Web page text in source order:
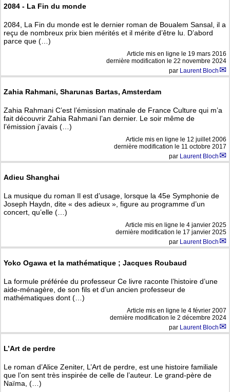
2084 - La Fin du monde
2084, La Fin du monde est le dernier roman de Boualem Sansal, il a
reçu de nombreux prix bien mérités et il mérite d’être lu. D’abord
parce que (…)
Article mis en ligne le 19 mars 2016
dernière modification le 22 novembre 2024
par Laurent Bloch
Zahia Rahmani, Sharunas Bartas, Amsterdam
Zahia Rahmani C’est l’émission matinale de France Culture qui m’a
fait découvrir Zahia Rahmani l’an dernier. Le soir même de
l’émission j’avais (…)
Article mis en ligne le 12 juillet 2006
dernière modification le 11 octobre 2017
par Laurent Bloch
Adieu Shanghai
La musique du roman Il est d’usage, lorsque la 45e Symphonie de
Joseph Haydn, dite « des adieux », figure au programme d’un
concert, qu’elle (…)
Article mis en ligne le 4 janvier 2025
dernière modification le 17 janvier 2025
par Laurent Bloch
Yoko Ogawa et la mathématique ; Jacques Roubaud
La formule préférée du professeur Ce livre raconte l’histoire d’une
aide-ménagère, de son fils et d’un ancien professeur de
mathématiques dont (…)
Article mis en ligne le 4 février 2007
dernière modification le 2 décembre 2024
par Laurent Bloch
L’Art de perdre
Le roman d’Alice Zeniter, L’Art de perdre, est une histoire familiale
que l’on sent très inspirée de celle de l’auteur. Le grand-père de
Naïma, (…)